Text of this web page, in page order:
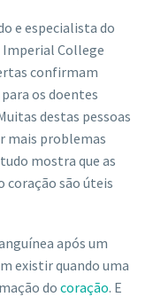
e especialista do
Imperial College
confirmam
os doentes
destas pessoas
mais problemas
mostra que as
coração são úteis
após um
existir quando uma
do coração. E